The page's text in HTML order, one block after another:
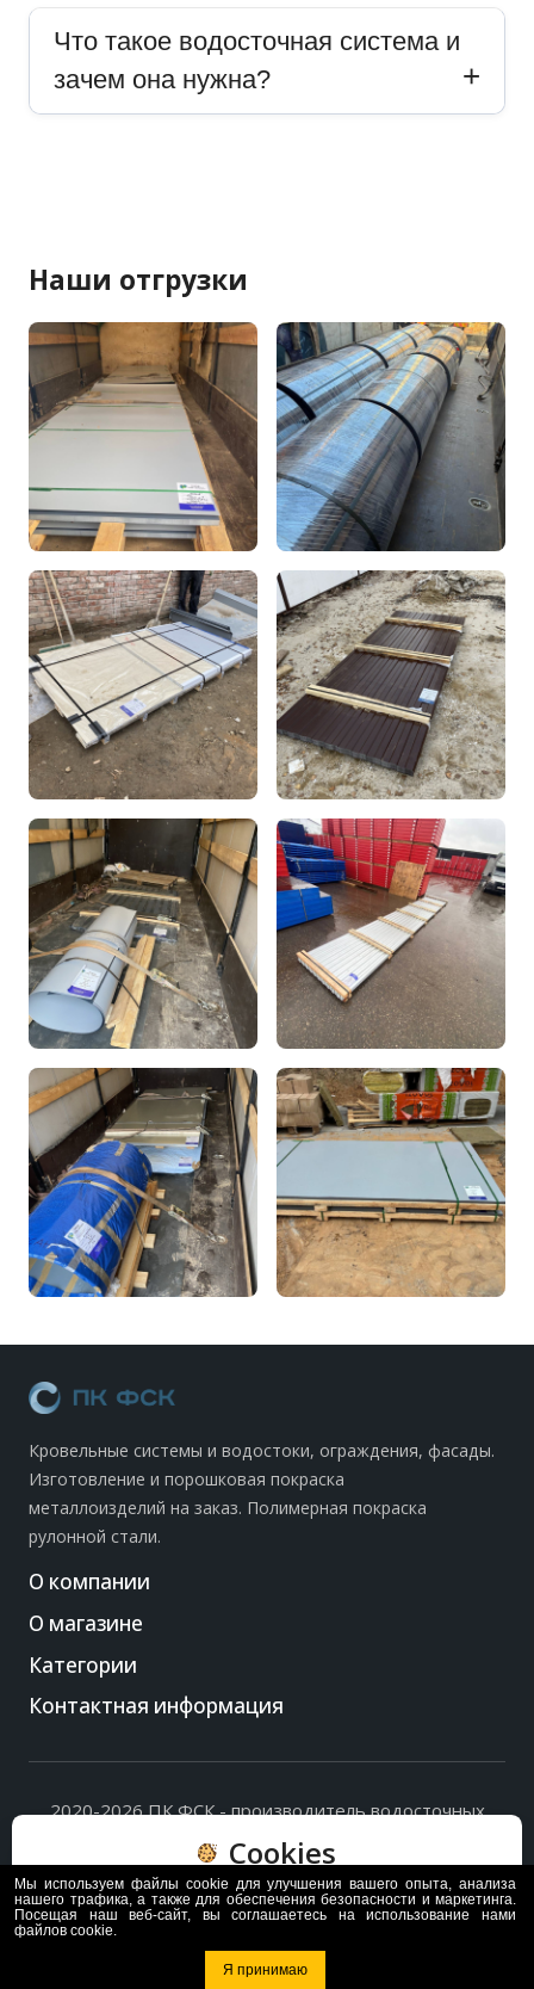
Что такое водосточная система и
зачем она нужна?
Наши отгрузки
Кровельные системы и водостоки, ограждения, фасады.
Изготовление и порошковая покраска
металлоизделий на заказ. Полимерная покраска
рулонной стали.
О компании
О магазине
Категории
Контактная информация
2020-2026 ПК ФСК - производитель водосточных
Политика обработки персональных данных
на их обработку.
Cookies
Пользуясь сайтом, вы соглашаетесь с политикой
обработки и хранения данных Cookie
Согласен
Мы используем файлы cookie для улучшения вашего опыта, анализа
нашего трафика, а также для обеспечения безопасности и маркетинга.
Посещая наш веб-сайт, вы соглашаетесь на использование нами
файлов cookie.
Я принимаю